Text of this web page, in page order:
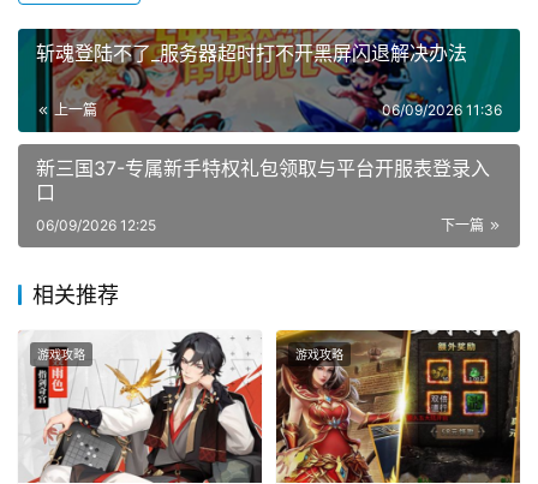
斩魂登陆不了_服务器超时打不开黑屏闪退解决办法
上一篇 06/09/2026 11:36
新三国37-专属新手特权礼包领取与平台开服表登录入
口
下一篇
06/09/2026 12:25
相关推荐
游戏攻略 游戏攻略